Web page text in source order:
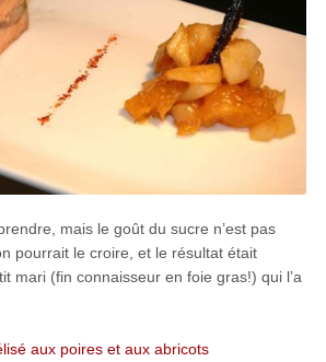
mais le goût du sucre n’est pas
pourrait le croire, et le résultat était
mari (fin connaisseur en foie gras!) qui l’a
aux poires et aux abricots